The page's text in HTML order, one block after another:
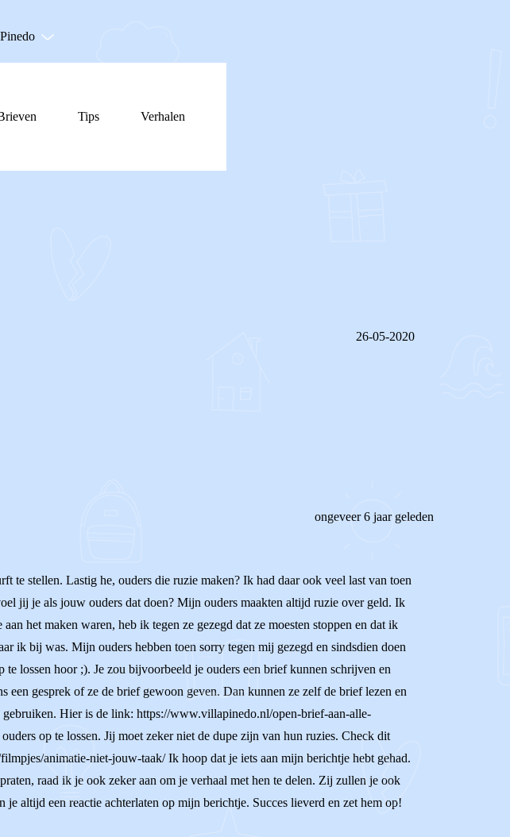
Tips Verhalen
26-05-2020
ongeveer 6 jaar geleden
te stellen. Lastig he, ouders die ruzie maken? Ik had daar ook veel last van toen
jij je als jouw ouders dat doen? Mijn ouders maakten altijd ruzie over geld. Ik
het maken waren, heb ik tegen ze gezegd dat ze moesten stoppen en dat ik
ik bij was. Mijn ouders hebben toen sorry tegen mij gezegd en sindsdien doen
lossen hoor ;). Je zou bijvoorbeeld je ouders een brief kunnen schrijven en
gesprek of ze de brief gewoon geven. Dan kunnen ze zelf de brief lezen en
Hier is de link: https://www.villapinedo.nl/open-brief-aan-alle-
op te lossen. Jij moet zeker niet de dupe zijn van hun ruzies. Check dit
animatie-niet-jouw-taak/ Ik hoop dat je iets aan mijn berichtje hebt gehad.
raad ik je ook zeker aan om je verhaal met hen te delen. Zij zullen je ook
altijd een reactie achterlaten op mijn berichtje. Succes lieverd en zet hem op!